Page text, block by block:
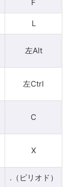
F
L
左Alt
左Ctrl
C
X
.（ピリオド）